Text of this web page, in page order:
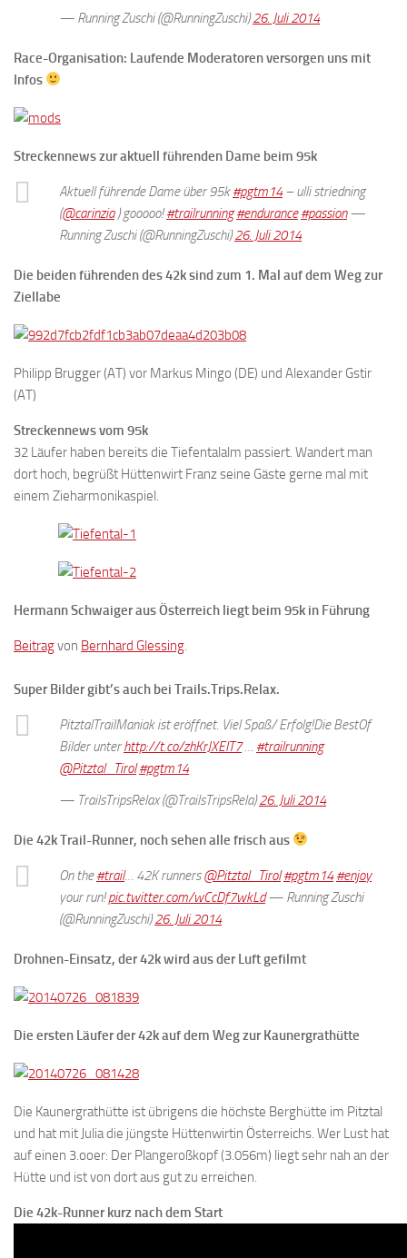
— Running Zuschi (@RunningZuschi)26. Juli 2014
Race-Organisation: Laufende Moderatoren versorgen uns mit
Infos
Streckennews zur aktuell führenden Dame beim 95k
Aktuell führende Dame über 95k#pgtm14– ulli striedning
(@carinzia) gooooo!#trailrunning #endurance #passion—
Running Zuschi (@RunningZuschi)26. Juli 2014
Die beiden führenden des 42k sind zum 1. Mal auf dem Weg zur
Ziellabe
Philipp Brugger (AT) vor Markus Mingo (DE) und Alexander Gstir
(AT)
Streckennews vom 95k
32 Läufer haben bereits die Tiefentalalm passiert. Wandert man
dort hoch, begrüßt Hüttenwirt Franz seine Gäste gerne mal mit
einem Zieharmonikaspiel.
Hermann Schwaiger aus Österreich liegt beim 95k in Führung
Beitragvon Bernhard Glessing
Super Bilder gibt’s auch bei Trails.Trips.Relax.
PitztalTrailManiak ist eröffnet. Viel Spaß/ Erfolg!Die BestOf
Bilder unterhttp://t.co/zhKrJXEIT7… #trailrunning
@Pitztal_Tirol #pgtm14
— TrailsTripsRelax (@TrailsTripsRela)26. Juli 2014
Die 42k Trail-Runner, noch sehen alle frisch aus
On the#trail… 42K runners@Pitztal_Tirol #pgtm14 #enjoy
your run!pic.twitter.com/wCcDf7wkLd— Running Zuschi
(@RunningZuschi)26. Juli 2014
Drohnen-Einsatz, der 42k wird aus der Luft gefilmt
Die ersten Läufer der 42k auf dem Weg zur Kaunergrathütte
Die Kaunergrathütte ist übrigens die höchste Berghütte im Pitztal
und hat mit Julia die jüngste Hüttenwirtin Österreichs. Wer Lust hat
auf einen 3.ooer: Der Plangeroßkopf (3.056m) liegt sehr nah an der
Hütte und ist von dort aus gut zu erreichen.
Die 42k-Runner kurz nach dem Start